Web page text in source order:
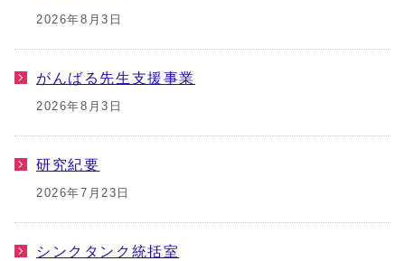
2026年8月3日
がんばる先生支援事業
2026年8月3日
研究紀要
2026年7月23日
シンクタンク統括室